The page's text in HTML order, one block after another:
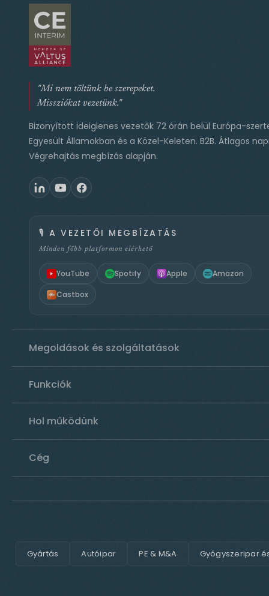
"Mi nem töltünk be szerepeket.
Missziókat vezetünk."
Bizonyított ideiglenes vezetők 72 órán belül Európa-
Egyesült Államokban és a Közel-Keleten. B2B. Átlagos
Végrehajtás megbízás alapján.
🎙️ A VEZETŐI MEGBÍZATÁS
Minden főbb platformon elérhető
YouTube Spotify Apple Amazon
Castbox
Megoldások és szolgáltatások
Funkciók
Hol működünk
Cég
Gyártás Autóipar PE & M&A Gyógyszeripar